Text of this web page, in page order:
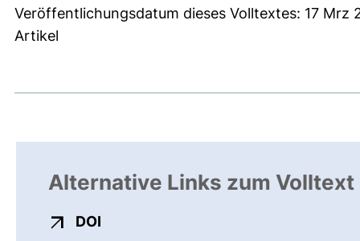
Veröffentlichungsdatum dieses Volltextes: 17 Mrz
Artikel
Alternative Links zum Volltext
DOI